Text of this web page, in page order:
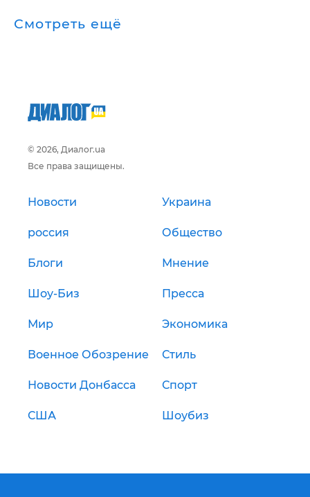
Смотреть ещё
© 2026, Диалог.ua
Все права защищены.
Новости Украина
россия Общество
Блоги Мнение
Шоу-Биз Пресса
Мир Экономика
Военное Обозрение Стиль
Новости Донбасса Спорт
США Шоубиз